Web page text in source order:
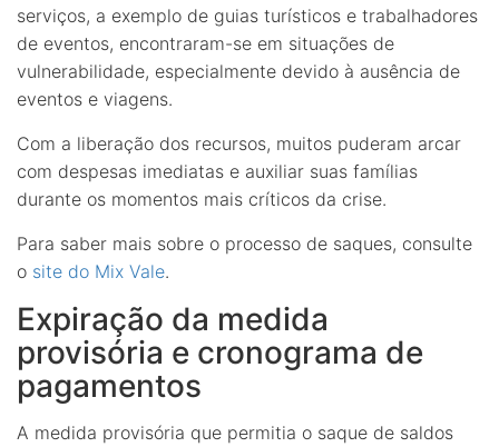
serviços, a exemplo de guias turísticos e trabalhadores
de eventos, encontraram-se em situações de
vulnerabilidade, especialmente devido à ausência de
eventos e viagens.
Com a liberação dos recursos, muitos puderam arcar
com despesas imediatas e auxiliar suas famílias
durante os momentos mais críticos da crise.
Para saber mais sobre o processo de saques, consulte
o site do Mix Vale.
Expiração da medida
provisória e cronograma de
pagamentos
A medida provisória que permitia o saque de saldos